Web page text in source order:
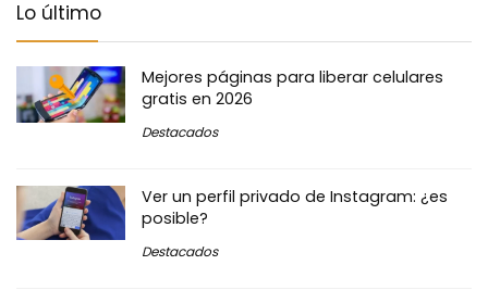
Lo último
Mejores páginas para liberar celulares
gratis en 2026
Destacados
Ver un perfil privado de Instagram: ¿es
posible?
Destacados